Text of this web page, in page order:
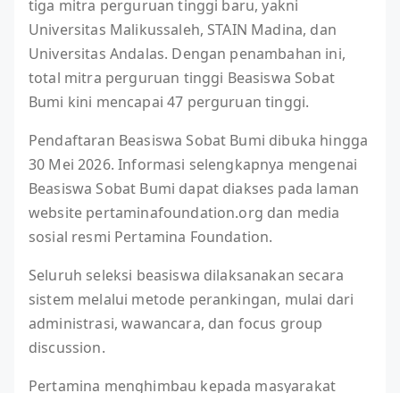
tiga mitra perguruan tinggi baru, yakni
Universitas Malikussaleh, STAIN Madina, dan
Universitas Andalas. Dengan penambahan ini,
total mitra perguruan tinggi Beasiswa Sobat
Bumi kini mencapai 47 perguruan tinggi.
Pendaftaran Beasiswa Sobat Bumi dibuka hingga
30 Mei 2026. Informasi selengkapnya mengenai
Beasiswa Sobat Bumi dapat diakses pada laman
website pertaminafoundation.org dan media
sosial resmi Pertamina Foundation.
Seluruh seleksi beasiswa dilaksanakan secara
sistem melalui metode perankingan, mulai dari
administrasi, wawancara, dan focus group
discussion.
Pertamina menghimbau kepada masyarakat